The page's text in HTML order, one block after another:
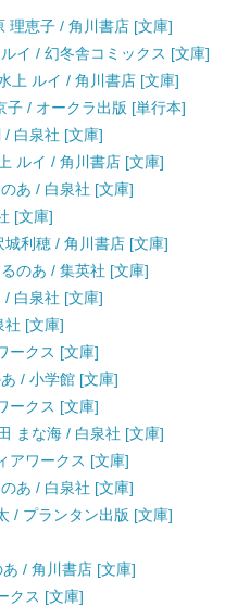
理恵子 / 角川書店 [文庫]
イ / 幻冬舎コミックス [文庫]
上 ルイ / 角川書店 [文庫]
子 / オークラ出版 [単行本]
/ 白泉社 [文庫]
ルイ / 角川書店 [文庫]
あ / 白泉社 [文庫]
[文庫]
利穂 / 角川書店 [文庫]
のあ / 集英社 [文庫]
/ 白泉社 [文庫]
社 [文庫]
ークス [文庫]
/ 小学館 [文庫]
ークス [文庫]
まな海 / 白泉社 [文庫]
アワークス [文庫]
あ / 白泉社 [文庫]
/ プランタン出版 [文庫]
/ 角川書店 [文庫]
クス [文庫]